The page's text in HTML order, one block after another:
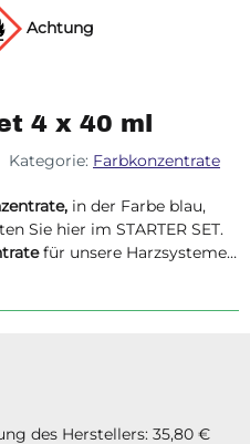
Achtung
4 x 40 ml
Kategorie: Farbkonzentrate
in der Farbe blau,
Sie hier im STARTER SET.
für unsere Harzsysteme
des Herstellers: 35,80 €